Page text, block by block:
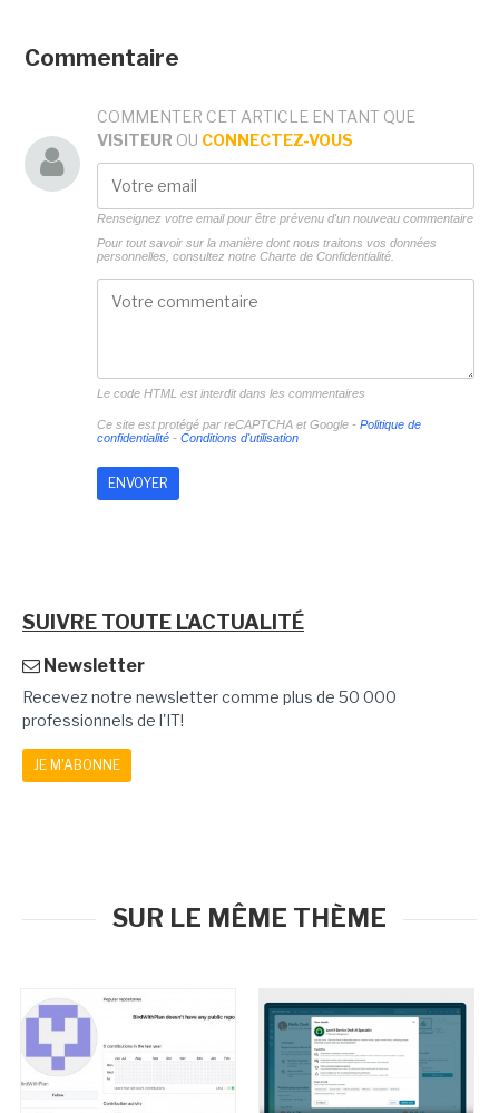
Commentaire
COMMENTER CET ARTICLE EN TANT QUE
VISITEUR OU CONNECTEZ-VOUS
Renseignez votre email pour être prévenu d'un nouveau commentaire
Pour tout savoir sur la manière dont nous traitons vos données
personnelles, consultez notre Charte de Confidentialité.
Le code HTML est interdit dans les commentaires
Ce site est protégé par reCAPTCHA et Google - Politique de
confidentialité- Conditions d'utilisation
SUIVRE TOUTE L'ACTUALITÉ
Newsletter
Recevez notre newsletter comme plus de 50 000
professionnels de l'IT!
JE M'ABONNE
SUR LE MÊME THÈME